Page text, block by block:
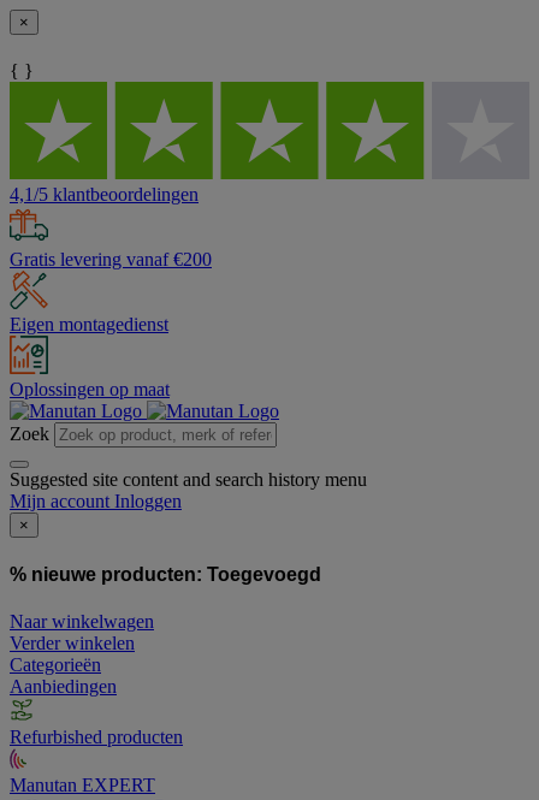
×
{ }
4,1/5 klantbeoordelingen
Gratis levering vanaf €200
Eigen montagedienst
Oplossingen op maat
Zoek
Suggested site content and search history menu
Mijn account Inloggen
×
% nieuwe producten: Toegevoegd
Naar winkelwagen
Verder winkelen
Categorieën
Aanbiedingen
Refurbished producten
Manutan EXPERT